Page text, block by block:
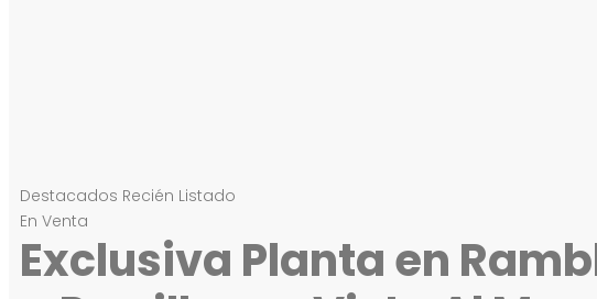
Destacados Recién Listado
En Venta
Exclusiva Planta en